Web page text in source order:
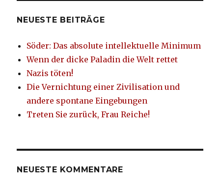
NEUESTE BEITRÄGE
Söder: Das absolute intellektuelle Minimum
Wenn der dicke Paladin die Welt rettet
Nazis töten!
Die Vernichtung einer Zivilisation und
andere spontane Eingebungen
Treten Sie zurück, Frau Reiche!
NEUESTE KOMMENTARE